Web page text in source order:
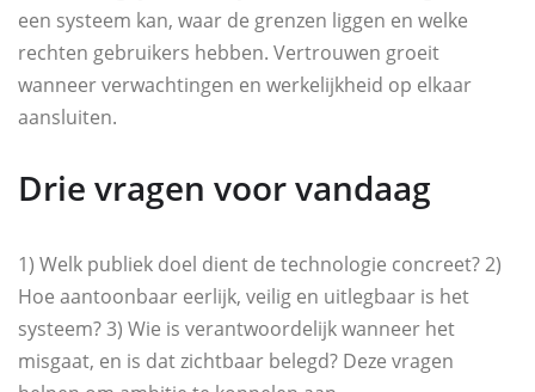
een systeem kan, waar de grenzen liggen en welke
rechten gebruikers hebben. Vertrouwen groeit
wanneer verwachtingen en werkelijkheid op elkaar
aansluiten.
Drie vragen voor vandaag
1) Welk publiek doel dient de technologie concreet? 2)
Hoe aantoonbaar eerlijk, veilig en uitlegbaar is het
systeem? 3) Wie is verantwoordelijk wanneer het
misgaat, en is dat zichtbaar belegd? Deze vragen